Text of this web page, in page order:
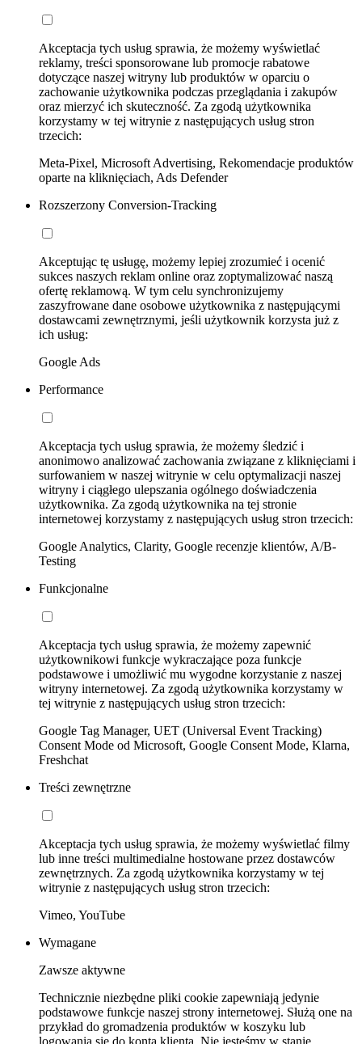
Akceptacja tych usług sprawia, że możemy wyświetlać
reklamy, treści sponsorowane lub promocje rabatowe
dotyczące naszej witryny lub produktów w oparciu o
zachowanie użytkownika podczas przeglądania i zakupów
oraz mierzyć ich skuteczność. Za zgodą użytkownika
korzystamy w tej witrynie z następujących usług stron
trzecich:
Meta-Pixel, Microsoft Advertising, Rekomendacje produktów
oparte na kliknięciach, Ads Defender
Rozszerzony Conversion-Tracking
Akceptując tę usługę, możemy lepiej zrozumieć i ocenić
sukces naszych reklam online oraz zoptymalizować naszą
ofertę reklamową. W tym celu synchronizujemy
zaszyfrowane dane osobowe użytkownika z następującymi
dostawcami zewnętrznymi, jeśli użytkownik korzysta już z
ich usług:
Google Ads
Performance
Akceptacja tych usług sprawia, że możemy śledzić i
anonimowo analizować zachowania związane z kliknięciami i
surfowaniem w naszej witrynie w celu optymalizacji naszej
witryny i ciągłego ulepszania ogólnego doświadczenia
użytkownika. Za zgodą użytkownika na tej stronie
internetowej korzystamy z następujących usług stron trzecich:
Google Analytics, Clarity, Google recenzje klientów, A/B-
Testing
Funkcjonalne
Akceptacja tych usług sprawia, że możemy zapewnić
użytkownikowi funkcje wykraczające poza funkcje
podstawowe i umożliwić mu wygodne korzystanie z naszej
witryny internetowej. Za zgodą użytkownika korzystamy w
tej witrynie z następujących usług stron trzecich:
Google Tag Manager, UET (Universal Event Tracking)
Consent Mode od Microsoft, Google Consent Mode, Klarna,
Freshchat
Treści zewnętrzne
Akceptacja tych usług sprawia, że możemy wyświetlać filmy
lub inne treści multimedialne hostowane przez dostawców
zewnętrznych. Za zgodą użytkownika korzystamy w tej
witrynie z następujących usług stron trzecich:
Vimeo, YouTube
Wymagane
Zawsze aktywne
Technicznie niezbędne pliki cookie zapewniają jedynie
podstawowe funkcje naszej strony internetowej. Służą one na
przykład do gromadzenia produktów w koszyku lub